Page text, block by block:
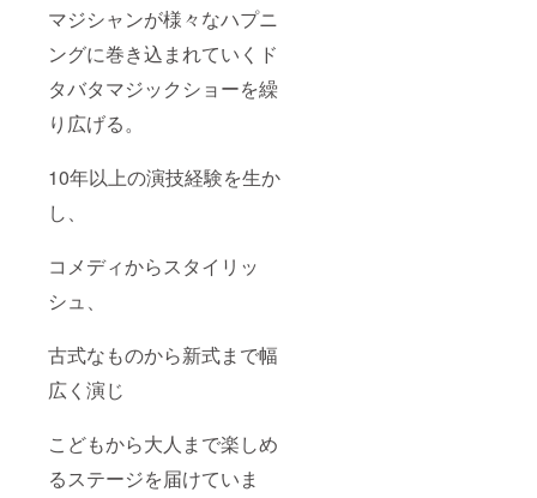
マジシャンが様々なハプニ
ングに巻き込まれていくド
タバタマジックショーを繰
り広げる。
10年以上の演技経験を生か
し、
コメディからスタイリッ
シュ、
古式なものから新式まで幅
広く演じ
こどもから大人まで楽しめ
るステージを届けていま